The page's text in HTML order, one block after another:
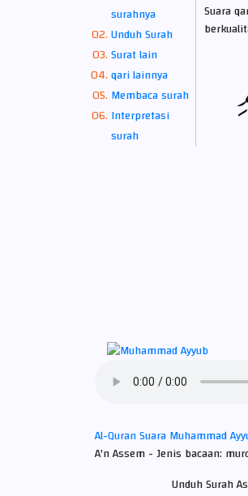
surahnya
Unduh Surah
Surat lain
qari lainnya
Membaca surah
Interpretasi
surah
Suara
Al-Quran Suara Muhammad
A'n Assem - Jenis bacaan:
Unduh Surah